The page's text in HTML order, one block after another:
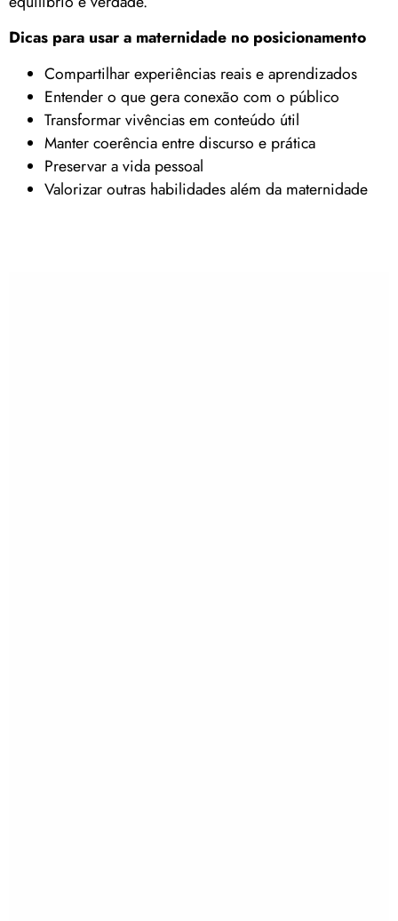
Dicas para usar a maternidade no posicionamento
Compartilhar experiências reais e aprendizados
Entender o que gera conexão com o público
Transformar vivências em conteúdo útil
Manter coerência entre discurso e prática
Preservar a vida pessoal
Valorizar outras habilidades além da maternidade